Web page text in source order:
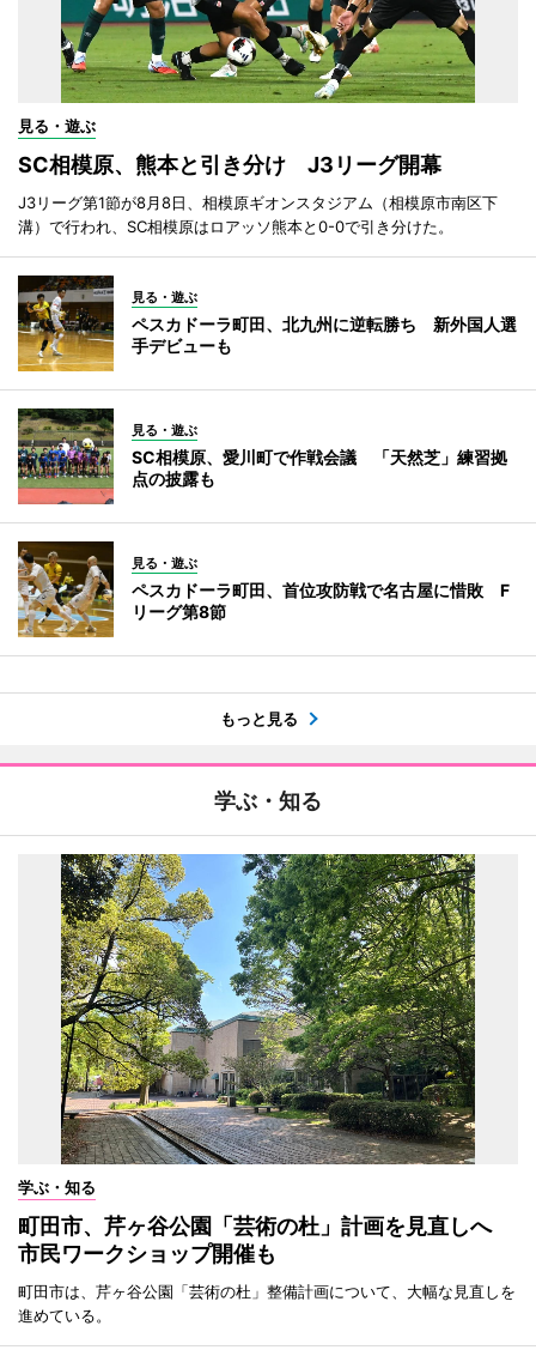
見る・遊ぶ
SC相模原、熊本と引き分け J3リーグ開幕
J3リーグ第1節が8月8日、相模原ギオンスタジアム（相模原市南区下
溝）で行われ、SC相模原はロアッソ熊本と0-0で引き分けた。
見る・遊ぶ
ペスカドーラ町田、北九州に逆転勝ち 新外国人選
手デビューも
見る・遊ぶ
SC相模原、愛川町で作戦会議 「天然芝」練習拠
点の披露も
見る・遊ぶ
ペスカドーラ町田、首位攻防戦で名古屋に惜敗 F
リーグ第8節
もっと見る
学ぶ・知る
学ぶ・知る
町田市、芹ヶ谷公園「芸術の杜」計画を見直しへ
市民ワークショップ開催も
町田市は、芹ヶ谷公園「芸術の杜」整備計画について、大幅な見直しを
進めている。